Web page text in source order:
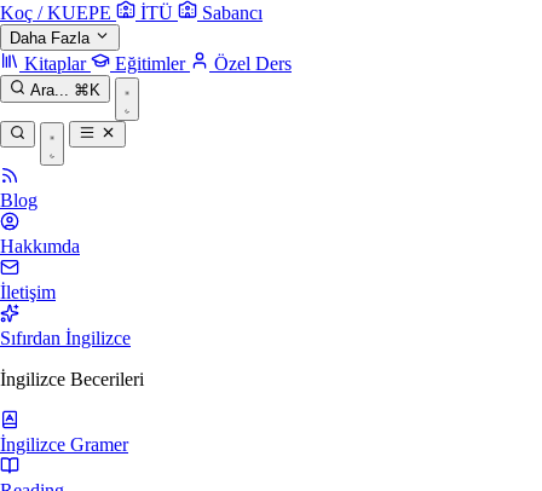
Koç / KUEPE
İTÜ Sabancı
Daha Fazla
Kitaplar Eğitimler Özel Ders
Ara... ⌘K
Blog
Hakkımda
İletişim
Sıfırdan İngilizce
İngilizce Becerileri
İngilizce Gramer